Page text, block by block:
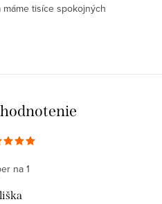
tisíce spokojných
na 1